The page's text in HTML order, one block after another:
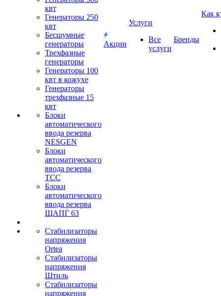
квт
Генераторы 250
квт
Бесшумные
генераторы
Трехфазные
генераторы
Генераторы 100
квт в кожухе
Генераторы
трехфазные 15
квт
Блоки
автоматического
ввода резерва
NESGEN
Блоки
автоматического
ввода резерва
ТСС
Блоки
автоматического
ввода резерва
ЩАПГ 63
Стабилизаторы
напряжения
Ortea
Стабилизаторы
напряжения
Штиль
Стабилизаторы
напряжения
Акции
Услуги
Все
услуги
Бренды
Как